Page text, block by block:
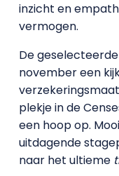
inzicht en
vermogen.
De
november een
plekje in de
een hoop op.
uitdagende
naar het ultieme